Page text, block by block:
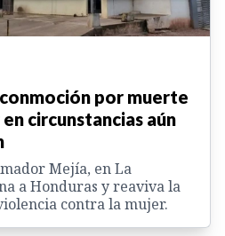
por muerte
circunstancias aún
Mejía, en La
a Honduras y reaviva la
contra la mujer.